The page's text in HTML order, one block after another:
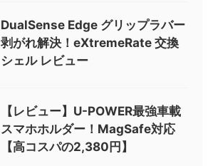
DualSense Edge グリップラバー
剥がれ解決！eXtremeRate 交換
シェル レビュー
【レビュー】U-POWER最強車載
スマホホルダー！MagSafe対応
【高コスパの2,380円】